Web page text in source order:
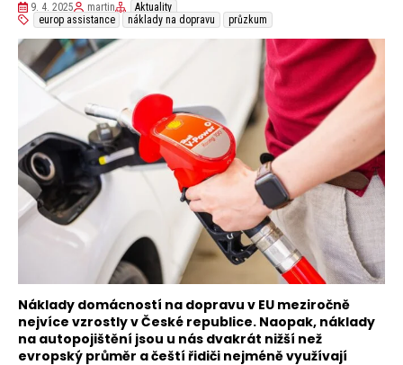
9. 4. 2025 martin
Aktuality
europ assistance
náklady na dopravu průzkum
Náklady domácností na dopravu v EU meziročně
nejvíce vzrostly v České republice. Naopak, náklady
na autopojištění jsou u nás dvakrát nižší než
evropský průměr a čeští řidiči nejméně využívají